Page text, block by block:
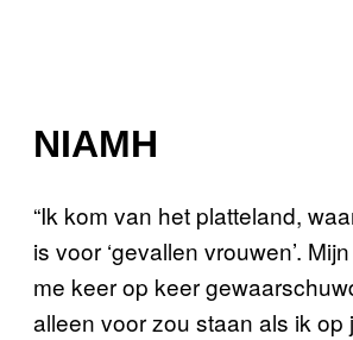
NIAMH
“Ik kom van het platteland,
is voor ‘gevallen vrouwen’.
me keer op keer
alleen voor zou staan als ik op